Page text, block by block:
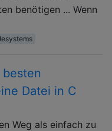
benötigen ... Wenn
Datei in C
Weg als einfach zu